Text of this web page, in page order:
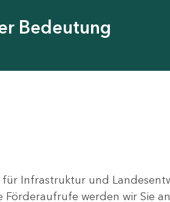
Bedeutung
Infrastruktur und
werden wir Sie